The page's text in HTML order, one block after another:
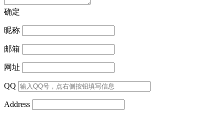
确定
昵称
邮箱
网址
QQ
Address